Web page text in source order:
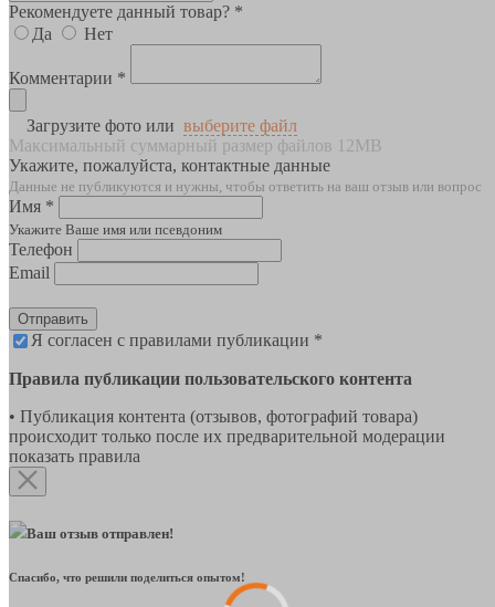
Рекомендуете данный товар? *
Да
Нет
Комментарии *
Загрузите фото или выберите файл
Максимальный суммарный размер файлов 12MB
Укажите, пожалуйста, контактные данные
Данные не публикуются и нужны, чтобы ответить на ваш отзыв или вопрос
Имя *
Укажите Ваше имя или псевдоним
Телефон
Email
Отправить
Я согласен с правилами публикации *
Правила публикации пользовательского контента
• Публикация контента (отзывов, фотографий товара)
происходит только после их предварительной модерации
показать правила
Ваш отзыв отправлен!
Спасибо, что решили поделиться опытом!